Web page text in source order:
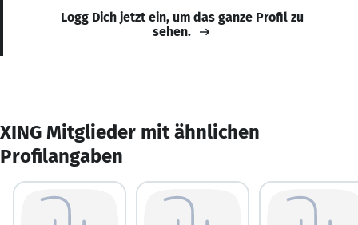
Logg Dich jetzt ein, um das ganze Profil zu
sehen.
XING Mitglieder mit ähnlichen
Profilangaben